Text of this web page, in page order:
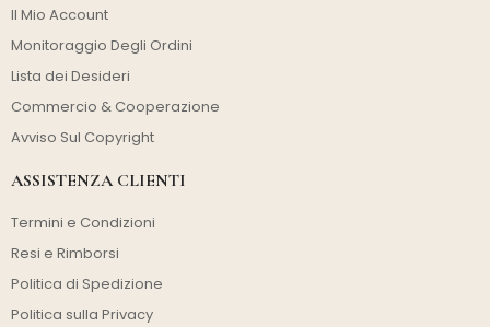
Il Mio Account
Monitoraggio Degli Ordini
Lista dei Desideri
Commercio & Cooperazione
Avviso Sul Copyright
ASSISTENZA CLIENTI
Termini e Condizioni
Resi e Rimborsi
Politica di Spedizione
Politica sulla Privacy